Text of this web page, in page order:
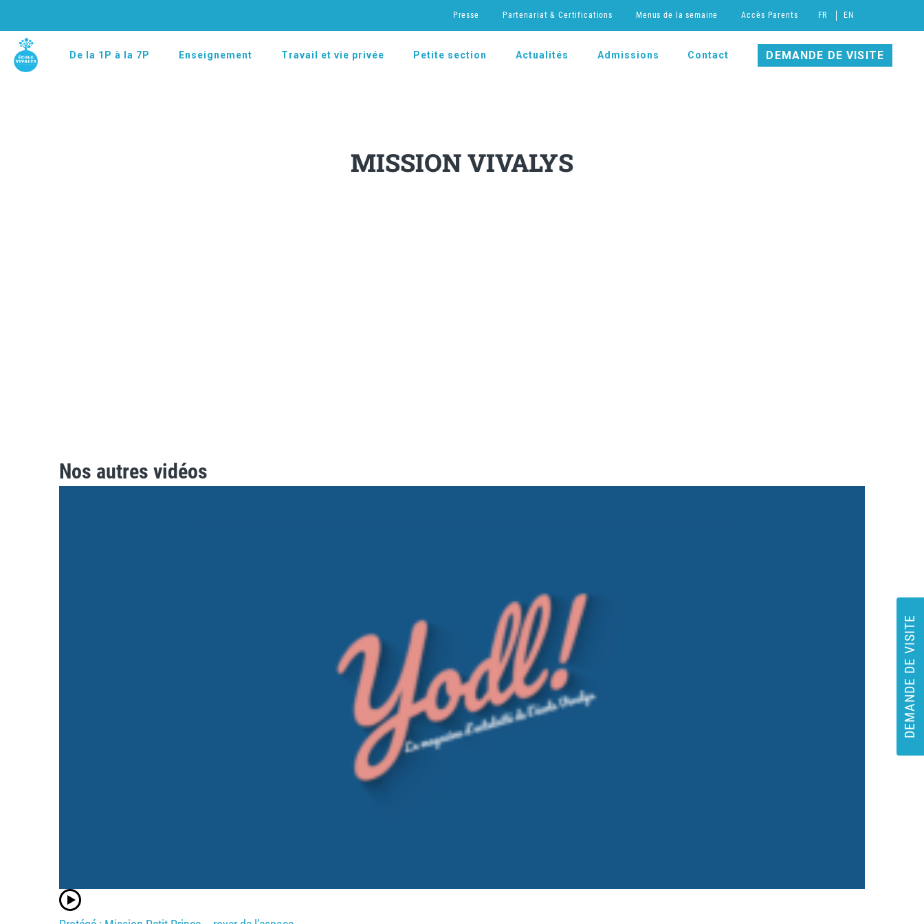
DEMANDE DE VISITE
Presse Partenariat & Certifications Menus de la semaine Accès Parents FR EN
De la 1P à la 7P Enseignement Travail et vie privée Petite section Actualités Admissions Contact DEMANDE DE VISITE
MISSION VIVALYS